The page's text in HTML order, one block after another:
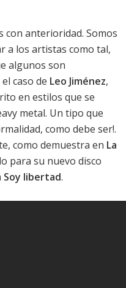
con anterioridad. Somos
a los artistas como tal,
algunos son
caso de Leo Jiménez,
en estilos que se
metal. Un tipo que
como debe ser!.
como demuestra en La
para su nuevo disco
Soy libertad.